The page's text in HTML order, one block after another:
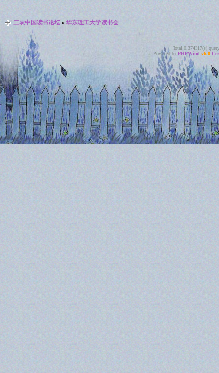
三农中国读书论坛» 华东理工大学读书会
Total 0.374317(s)
Powered by PHPWind v6.0